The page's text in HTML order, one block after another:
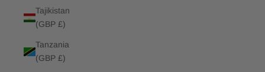
Tajikistan
(GBP £)
Tanzania
(GBP £)